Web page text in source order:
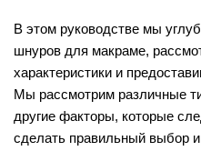
В этом руководстве мы
шнуров для макраме,
характеристики и
Мы рассмотрим различные
другие факторы, которые
сделать правильный выбор